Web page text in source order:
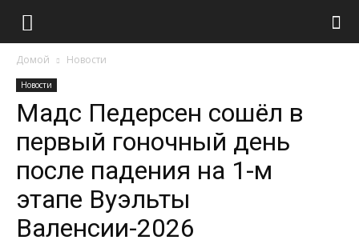
Домой Новости
Новости
Мадс Педерсен сошёл в
первый гоночный день
после падения на 1-м
этапе Вуэльты
Валенсии-2026